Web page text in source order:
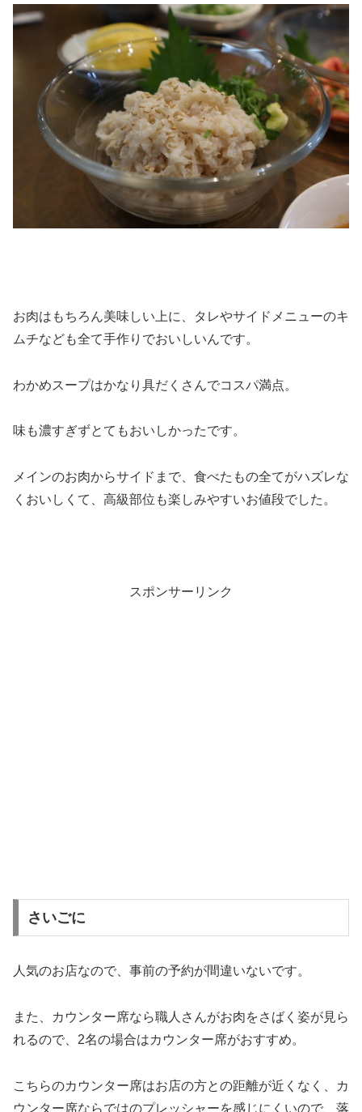
お肉はもちろん美味しい上に、タレやサイドメニューのキ
ムチなども全て手作りでおいしいんです。
わかめスープはかなり具だくさんでコスパ満点。
味も濃すぎずとてもおいしかったです。
メインのお肉からサイドまで、食べたもの全てがハズレな
くおいしくて、高級部位も楽しみやすいお値段でした。
スポンサーリンク
さいごに
人気のお店なので、事前の予約が間違いないです。
また、カウンター席なら職人さんがお肉をさばく姿が見ら
れるので、2名の場合はカウンター席がおすすめ。
こちらのカウンター席はお店の方との距離が近くなく、カ
ウンター席ならではのプレッシャーを感じにくいので、落